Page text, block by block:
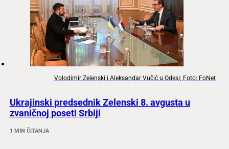
Volodimir Zelenski i Aleksandar Vučić u Odesi; Foto: FoNet
Ukrajinski predsednik Zelenski 8. avgusta u
zvaničnoj poseti Srbiji
1 MIN ČITANJA